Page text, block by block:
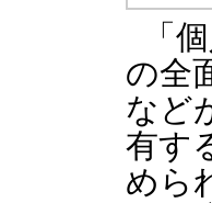
「
の全
など
有す
めら